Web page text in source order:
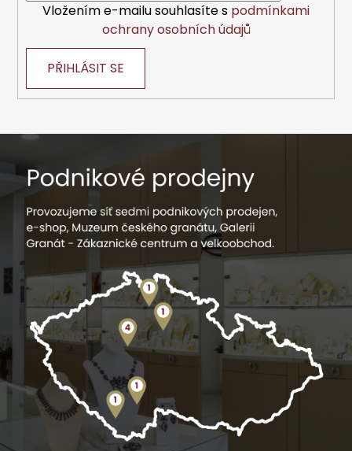
Vložením e-mailu souhlasíte s podmínkami
ochrany osobních údajů
PŘIHLÁSIT SE